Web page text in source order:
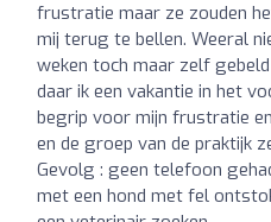
frustratie maar ze zouden
mij terug te bellen. Weeral
weken toch maar zelf
daar ik een vakantie in het
begrip voor mijn frustratie
en de groep van de praktijk
Gevolg : geen telefoon
met een hond met fel